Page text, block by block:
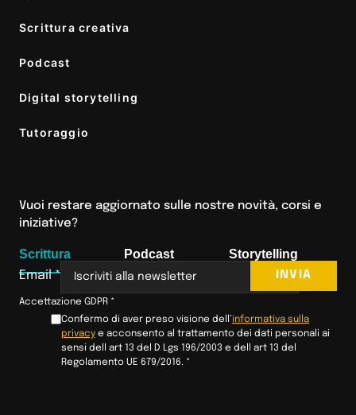
Scrittura creativa
Podcast
Digital storytelling
Tutoraggio
Vuoi restare aggiornato sulle nostre novità, corsi e
iniziative?
Scrittura
Email*
Accettazione GDPR *
Confermo di aver preso visione dell’informativa sulla
privacy e acconsento al trattamento dei dati personali ai
sensi dell art 13 del D Lgs 196/2003 e dell art 13 del
Regolamento UE 679/2016. *
INVIA
Podcast Storytelling